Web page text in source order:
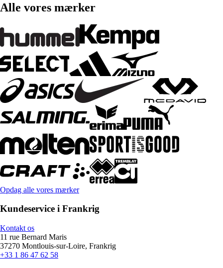
Alle vores mærker
Opdag alle vores mærker
Kundeservice i Frankrig
Kontakt os
11 rue Bernard Maris
37270 Montlouis-sur-Loire, Frankrig
+33 1 86 47 62 58